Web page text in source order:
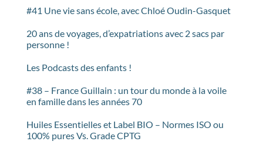
#41 Une vie sans école, avec Chloé Oudin-Gasquet
20 ans de voyages, d’expatriations avec 2 sacs par
personne !
Les Podcasts des enfants !
#38 – France Guillain : un tour du monde à la voile
en famille dans les années 70
Huiles Essentielles et Label BIO – Normes ISO ou
100% pures Vs. Grade CPTG